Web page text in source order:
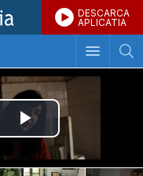
DESCARCA
APLICATIA